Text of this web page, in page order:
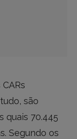
são
quais 70.445
Segundo os